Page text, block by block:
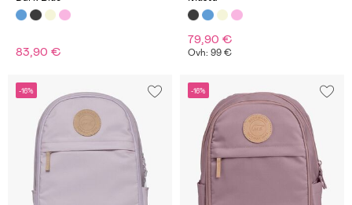
83,90 €
79,90 €
Ovh: 99 €
-16% -16%